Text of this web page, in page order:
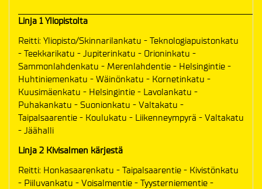
Linja 1 Yliopistolta
Reitti: Yliopisto/Skinnarilankatu - Teknologiapuistonkatu
- Teekkarikatu - Jupiterinkatu - Orioninkatu -
Sammonlahdenkatu - Merenlahdentie - Helsingintie -
Huhtiniemenkatu - Wäinönkatu - Kornetinkatu -
Kuusimäenkatu - Helsingintie - Lavolankatu -
Puhakankatu - Suonionkatu - Valtakatu -
Taipalsaarentie - Koulukatu - Liikenneympyrä - Valtakatu
- Jäähalli
Linja 2 Kivisalmen kärjestä
Reitti: Honkasaarenkatu - Taipalsaarentie - Kivistönkatu
- Piiluvankatu - Voisalmentie - Tyysterniementie -